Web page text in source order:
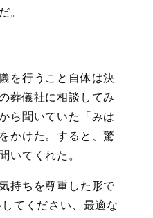
。
を行うこと自体は決
葬儀社に相談してみ
ら聞いていた「みは
かけた。すると、驚
いてくれた。
持ちを尊重した形で
てください、最適な